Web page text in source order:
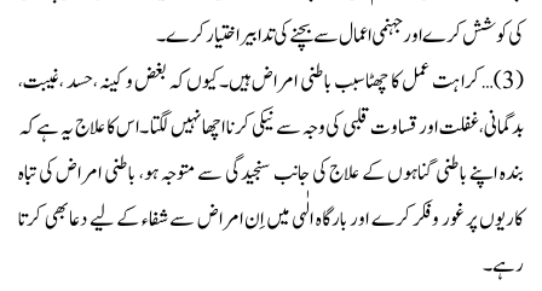
کی کوشش کرے اور جہنمی اعمال سے بچنے کی تدابیر اختیار کرے۔
(
3)… کراہت عمل کا چھٹاسبب باطنی امراض ہیں۔کیوں کہ بغض و کینہ،حسد،غیبت،
بدگمانی،غفلت اور قساوت قلبی کی وجہ سے نیکی کرنا اچھا نہیں لگتا ۔اس کا علاج یہ ہے کہ
بندہاپنے باطنی گناہوں کے علاج کی جانب سنجیدگی سے متوجہ ہو،باطنی امراض کی تباہ
کاریوں پر غور وفکر کرے اور بارگاہ الٰہی میں اِن امراض سے شفاء کے لیے دعا بھی کرتا
رہے۔